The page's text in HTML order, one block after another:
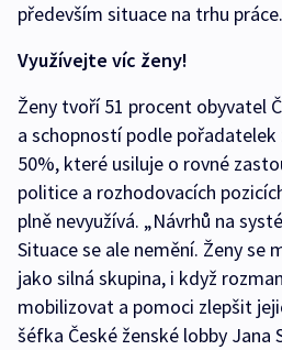
především situace na trhu práce.
Využívejte víc ženy!
Ženy tvoří 51 procent obyvatel
a schopností podle pořadatelek
50%, které usiluje o rovné
politice a rozhodovacích
plně nevyužívá. „Návrhů na
Situace se ale nemění. Ženy se
jako silná skupina, i když
mobilizovat a pomoci zlepšit
šéfka České ženské lobby Jana